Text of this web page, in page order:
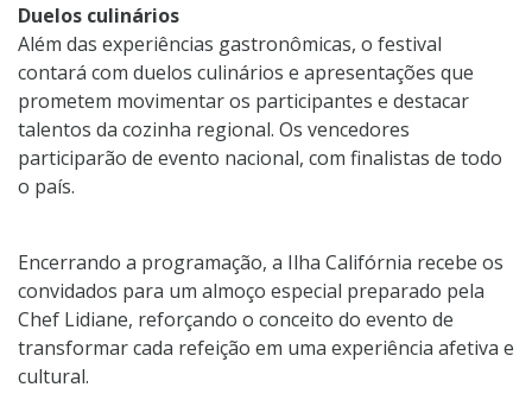
Duelos culinários
Além das experiências gastronômicas, o festival
contará com duelos culinários e apresentações que
prometem movimentar os participantes e destacar
talentos da cozinha regional. Os vencedores
participarão de evento nacional, com finalistas de todo
o país.
Encerrando a programação, a Ilha Califórnia recebe os
convidados para um almoço especial preparado pela
Chef Lidiane, reforçando o conceito do evento de
transformar cada refeição em uma experiência afetiva e
cultural.